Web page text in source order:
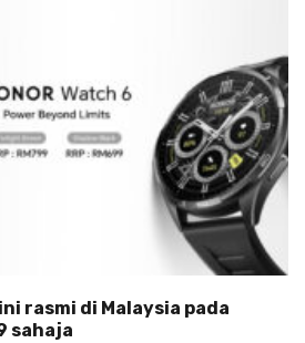
rasmi di Malaysia pada
sahaja